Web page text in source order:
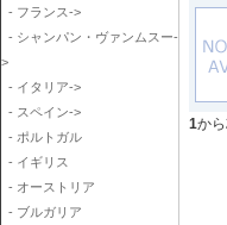
- フランス->
- シャンパン・ヴァンムスー-
>
- イタリア->
- スペイン->
- ポルトガル
- イギリス
- オーストリア
- ブルガリア
1から